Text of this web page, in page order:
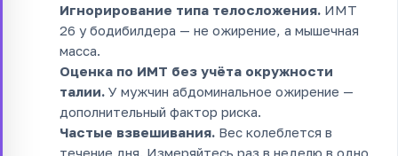
Игнорирование типа телосложения. ИМТ
26 у бодибилдера — не ожирение, а мышечная
масса.
Оценка по ИМТ без учёта окружности
талии. У мужчин абдоминальное ожирение —
дополнительный фактор риска.
Частые взвешивания. Вес колеблется в
течение дня. Измеряйтесь раз в неделю в одно